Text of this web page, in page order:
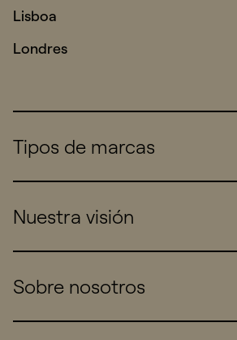
Lisboa
Londres
Tipos de marcas
Consumers
Startups
Nuestra visión
Work
Sobre nosotros